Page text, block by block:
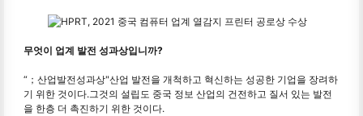
무엇이 업계 발전 성과상입니까?
“；산업발전성과상"산업 발전을 개척하고 혁신하는 성공한 기업을 장려하
기 위한 것이다.그것의 설립도 중국 정보 산업의 건전하고 질서 있는 발전
을 한층 더 촉진하기 위한 것이다.